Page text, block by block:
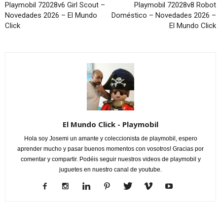
Playmobil 72028v6 Girl Scout –
Novedades 2026 – El Mundo
Click
Playmobil 72028v8 Robot
Doméstico – Novedades 2026 –
El Mundo Click
El Mundo Click - Playmobil
Hola soy Josemi un amante y coleccionista de playmobil, espero
aprender mucho y pasar buenos momentos con vosotros! Gracias por
comentar y compartir. Podéis seguir nuestros videos de playmobil y
juguetes en nuestro canal de youtube.